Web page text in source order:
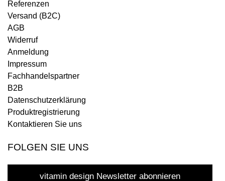
Referenzen
Versand (B2C)
AGB
Widerruf
Anmeldung
Impressum
Fachhandelspartner
B2B
Datenschutzerklärung
Produktregistrierung
Kontaktieren Sie uns
FOLGEN SIE UNS
vitamin design Newsletter abonnieren